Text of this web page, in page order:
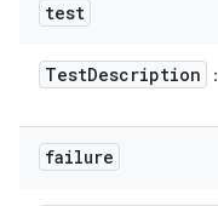
test
TestDescription
failure